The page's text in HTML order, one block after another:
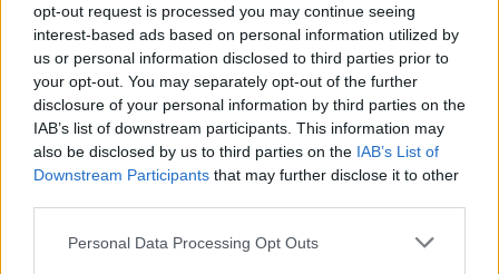
opt-out request is processed you may continue seeing
interest-based ads based on personal information utilized by
us or personal information disclosed to third parties prior to
your opt-out. You may separately opt-out of the further
disclosure of your personal information by third parties on the
IAB’s list of downstream participants. This information may
also be disclosed by us to third parties on the IAB’s List of
Downstream Participants that may further disclose it to other
Please note that this website/app uses one or more Google
Personal Data Processing Opt Outs
Inviaci le tue segnalazioni,
i tuoi video e le tue foto
Su WhatsApp al numero +39
345 356 7512
Notizie in tempo reale?